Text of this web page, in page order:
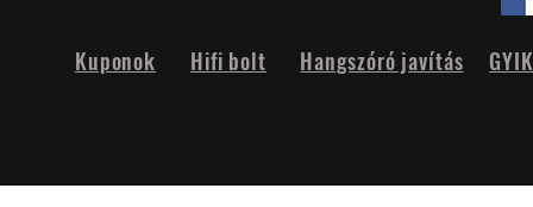
Hifi bolt
Kuponok Hangszóró javítás GYIK